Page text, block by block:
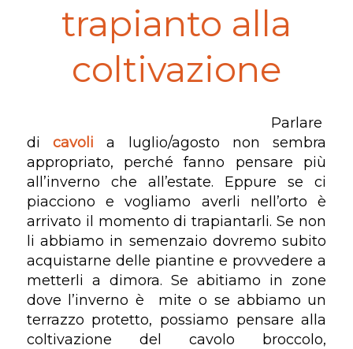
trapianto alla
coltivazione
Parlare
di cavoli a luglio/agosto non sembra
appropriato, perché fanno pensare più
all’inverno che all’estate. Eppure se ci
piacciono e vogliamo averli nell’orto è
arrivato il momento di trapiantarli. Se non
li abbiamo in semenzaio dovremo subito
acquistarne delle piantine e provvedere a
metterli a dimora. Se abitiamo in zone
dove l’inverno è mite o se abbiamo un
terrazzo protetto, possiamo pensare alla
coltivazione del cavolo broccolo,